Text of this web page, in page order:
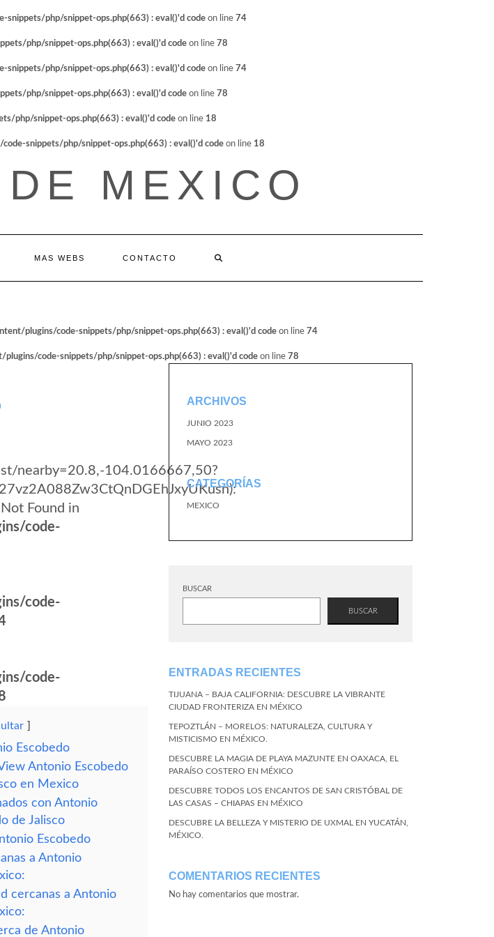
php/snippet-ops.php(663) : eval()'d code on line 74
php/snippet-ops.php(663) : eval()'d code on line 78
php/snippet-ops.php(663) : eval()'d code on line 74
php/snippet-ops.php(663) : eval()'d code on line 78
php/snippet-ops.php(663) : eval()'d code on line 18
snippets/php/snippet-ops.php(663) : eval()'d code on line 18
MEXICO
MAS WEBS CONTACTO
plugins/code-snippets/php/snippet-ops.php(663) : eval()'d code on line 74
code-snippets/php/snippet-ops.php(663) : eval()'d code on line 78
nearby=20.8,-104.0166667,50?
Found in
code-
code-
code-
Escobedo
Antonio Escobedo
en Mexico
con Antonio
de Jalisco
Escobedo
a Antonio
cercanas a Antonio
de Antonio
ARCHIVOS
JUNIO 2023
MAYO 2023
CATEGORÍAS
MEXICO
BUSCAR
BUSCAR
ENTRADAS RECIENTES
TIJUANA – BAJA CALIFORNIA: DESCUBRE LA VIBRANTE
CIUDAD FRONTERIZA EN MÉXICO
TEPOZTLÁN – MORELOS: NATURALEZA, CULTURA Y
MISTICISMO EN MÉXICO.
DESCUBRE LA MAGIA DE PLAYA MAZUNTE EN OAXACA, EL
PARAÍSO COSTERO EN MÉXICO
DESCUBRE TODOS LOS ENCANTOS DE SAN CRISTÓBAL DE
LAS CASAS – CHIAPAS EN MÉXICO
DESCUBRE LA BELLEZA Y MISTERIO DE UXMAL EN YUCATÁN,
MÉXICO.
COMENTARIOS RECIENTES
No hay comentarios que mostrar.